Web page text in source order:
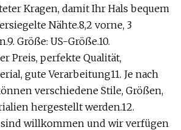
Kragen, damit Ihr Hals bequem
Nähte.8,2 vorne, 3
Größe: US-Größe.10.
Preis, perfekte Qualität,
gute Verarbeitung11. Je nach
verschiedene Stile, Größen,
hergestellt werden.12.
willkommen und wir verfügen